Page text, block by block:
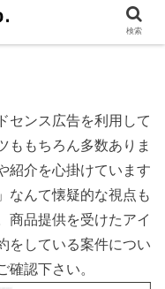
センス広告を利用して
ももちろん多数ありま
紹介を心掛けています
なんて懐疑的な視点も
商品提供を受けたアイ
をしている案件につい
確認下さい。
検索